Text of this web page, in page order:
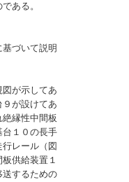
ある。
づいて説明
が示してあ
が設けてあ
縁性中間板
台１０の長手
レール（図
供給装置１
送するための